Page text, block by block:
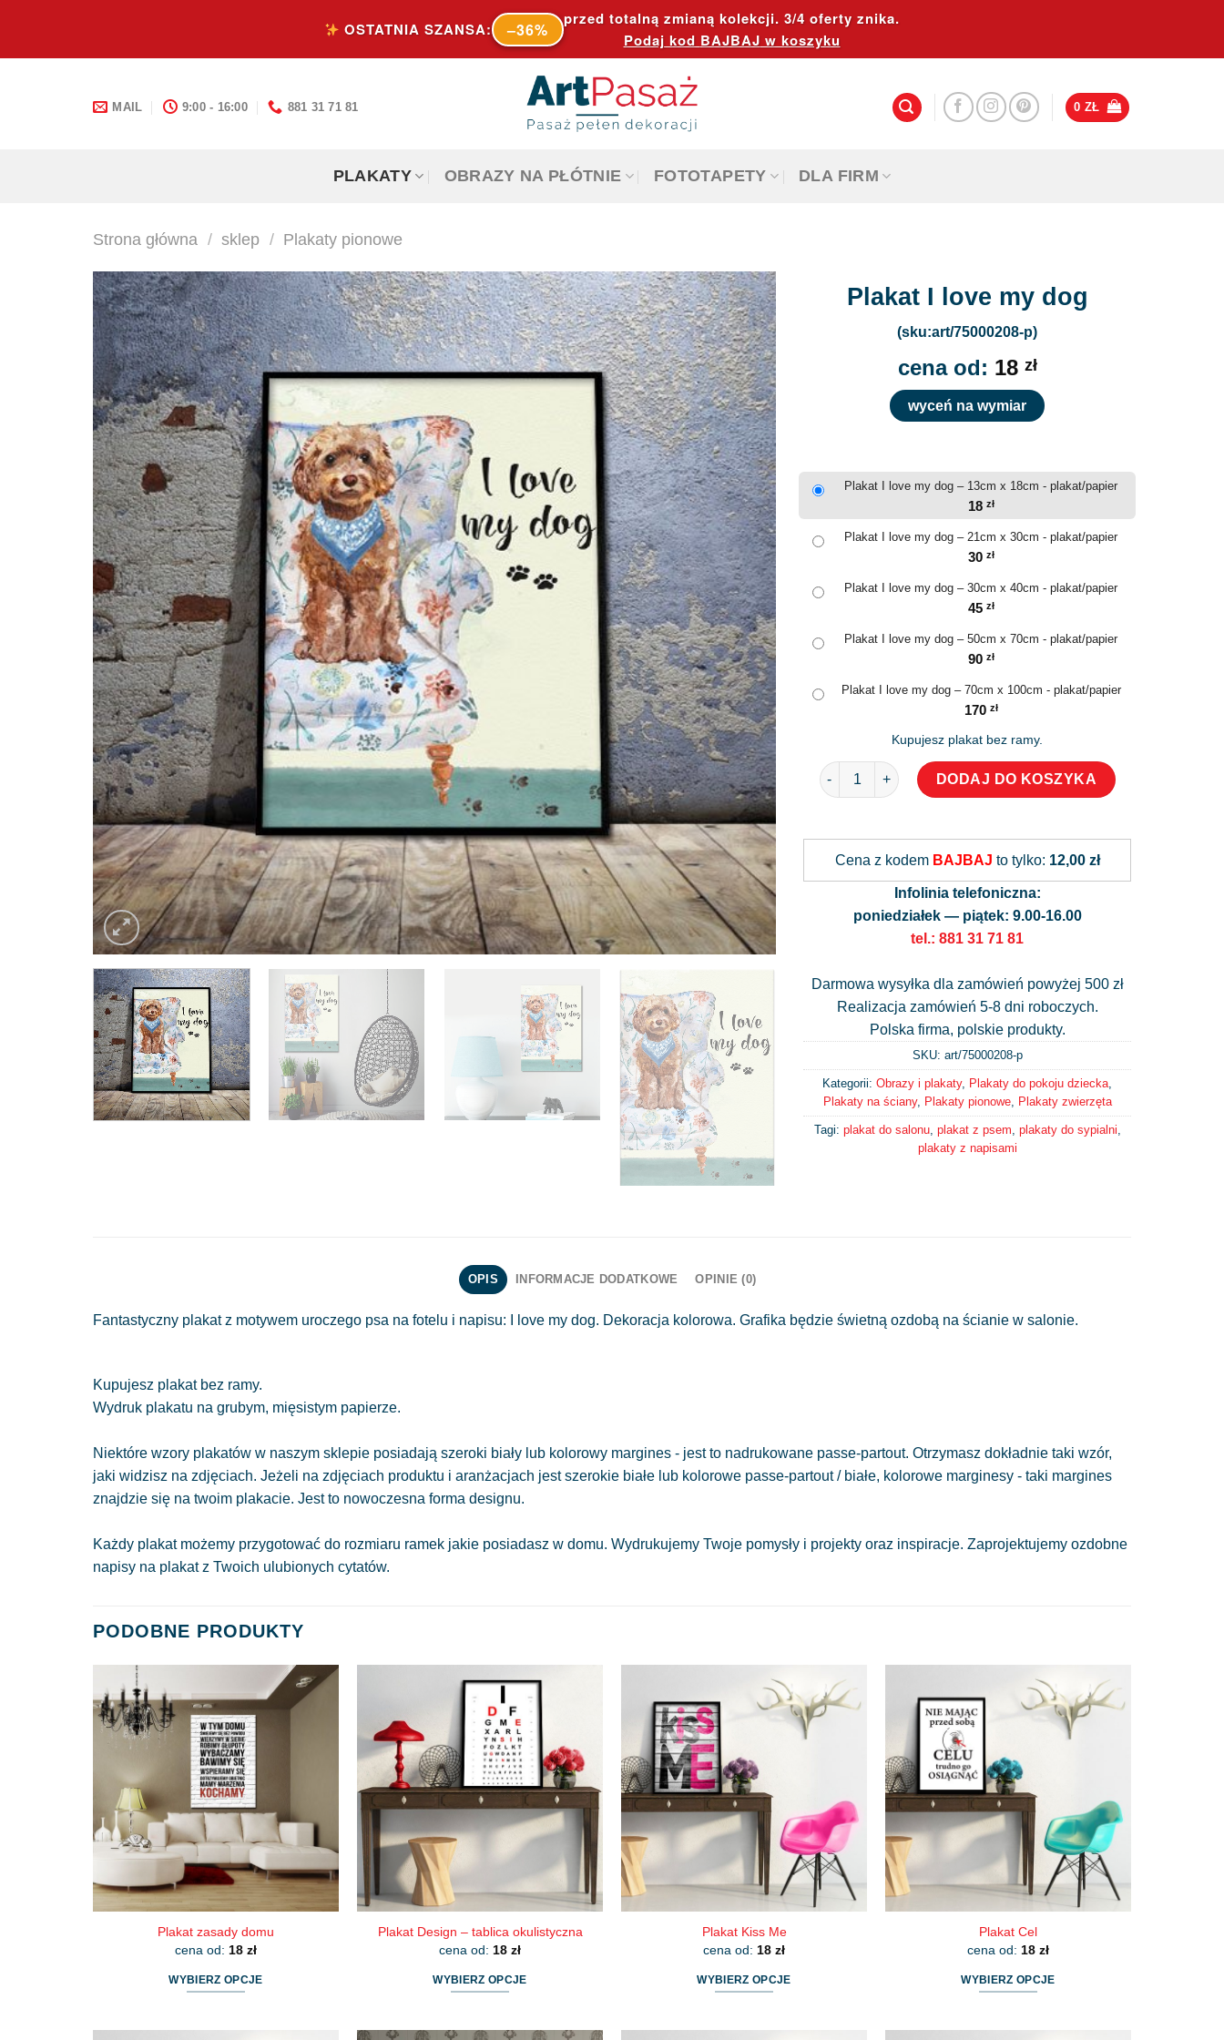
content
OSTATNIA SZANSA: –36%
przed totalną zmianą kolekcji. 3/4 oferty znika.
Podaj kod BAJBAJ w koszyku
MAIL 9:00 - 16:00 881 31 71 81 0 ZŁ
PLAKATY OBRAZY NA PŁÓTNIE FOTOTAPETY DLA FIRM
Strona główna / sklep / Plakaty pionowe
Plakat I love my dog
(sku:art/75000208-p)
cena od: 18 zł
wyceń na wymiar
Plakat I love my dog – 13cm x 18cm - plakat/papier
18 zł
Plakat I love my dog – 21cm x 30cm - plakat/papier
30 zł
Plakat I love my dog – 30cm x 40cm - plakat/papier
45 zł
Plakat I love my dog – 50cm x 70cm - plakat/papier
90 zł
Plakat I love my dog – 70cm x 100cm - plakat/papier
170 zł
Kupujesz plakat bez ramy.
ilość Plakat I love my dog
DODAJ DO KOSZYKA
Cena z kodem BAJBAJ to tylko: 12,00 zł
Infolinia telefoniczna:
poniedziałek — piątek: 9.00-16.00
tel.: 881 31 71 81
Darmowa wysyłka dla zamówień powyżej 500 zł
Realizacja zamówień 5-8 dni roboczych.
Polska firma, polskie produkty.
SKU: art/75000208-p
Kategorii: Obrazy i plakaty, Plakaty do pokoju dziecka
Plakaty na ściany, Plakaty pionowe, Plakaty zwierzęta
Tagi: plakat do salonu, plakat z psem plakaty do sypialni
plakaty z napisami
OPIS INFORMACJE DODATKOWE OPINIE (0)
Fantastyczny plakat z motywem uroczego psa na fotelu i napisu: I love my dog. Dekoracja kolorowa. Grafika będzie świetną ozdobą na ścianie w salonie.
Kupujesz plakat bez ramy.
Wydruk plakatu na grubym, mięsistym papierze.
Niektóre wzory plakatów w naszym sklepie posiadają szeroki biały lub kolorowy margines - jest to nadrukowane passe-partout. Otrzymasz dokładnie taki wzór,
jaki widzisz na zdjęciach. Jeżeli na zdjęciach produktu i aranżacjach jest szerokie białe lub kolorowe passe-partout / białe, kolorowe marginesy - taki margines
znajdzie się na twoim plakacie. Jest to nowoczesna forma designu.
Każdy plakat możemy przygotować do rozmiaru ramek jakie posiadasz w domu. Wydrukujemy Twoje pomysły i projekty oraz inspiracje. Zaprojektujemy ozdobne
napisy na plakat z Twoich ulubionych cytatów.
PODOBNE PRODUKTY
Plakat zasady domu
cena od: 18 zł
WYBIERZ OPCJE
Plakat Design – tablica okulistyczna
cena od: 18 zł
WYBIERZ OPCJE
Plakat Kiss Me
cena od: 18 zł
WYBIERZ OPCJE
Plakat Cel
cena od: 18 zł
WYBIERZ OPCJE